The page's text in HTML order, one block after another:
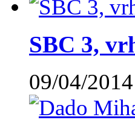
SBC 3,
09/04/2014